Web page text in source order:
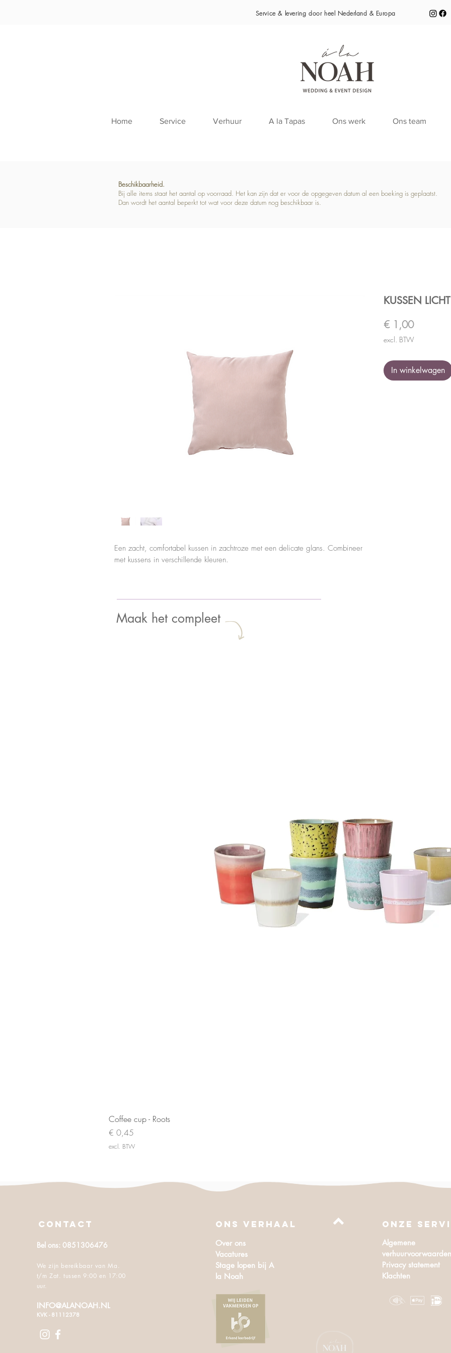
Service & levering door heel Nederland & Europa
Home Service Verhuur A la Tapas Ons werk Ons team
Beschikbaarheid.
Bij alle items staat het aantal op voorraad. Het kan zijn dat er voor de opgegeven datum al een boeking is geplaatst.
Dan wordt het aantal beperkt tot wat voor deze datum nog beschikbaar is.
Een zacht, comfortabel kussen in zachtroze met een delicate glans. Combineer
met kussens in verschillende kleuren.
KUSSEN
€ 1,00Prijs
excl. BTW
In winkelwagen
Maak het compleet
Coffee cup - Roots
Prijs
€ 0,45
excl. BTW
CONTACT
Bel ons: 0851306476
We zijn bereikbaar van Ma.
t/m Zat. tussen 9:00 en 17:00
uur.
INFO@ALANOAH.NL
KVK - 81112378
ONS VERHAAL
Over ons
Vacatures
Stage lopen bij A
la Noah
Onze
Algemene
verhuurvoorwaarden
Privacy statement
Klachten